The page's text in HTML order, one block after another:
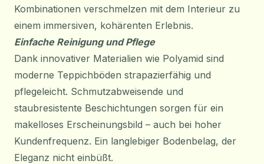
Kombinationen verschmelzen mit dem Interieur zu
einem immersiven, kohärenten Erlebnis.
Einfache Reinigung und Pflege
Dank innovativer Materialien wie Polyamid sind
moderne Teppichböden strapazierfähig und
pflegeleicht. Schmutzabweisende und
staubresistente Beschichtungen sorgen für ein
makelloses Erscheinungsbild – auch bei hoher
Kundenfrequenz. Ein langlebiger Bodenbelag, der
Eleganz nicht einbüßt.